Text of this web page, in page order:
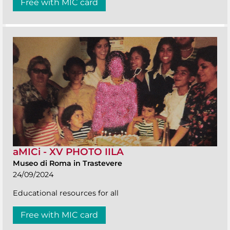
Free with MIC card
aMICi - XV PHOTO IILA
Museo di Roma in Trastevere
24/09/2024
Educational resources for all
Free with MIC card